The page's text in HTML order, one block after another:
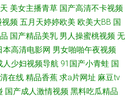
花视频 91精品老司机 少妇干14P 成人深夜
成人A√ 午夜伦理电影 国产精品一二 影音
福利在线 久草成人在线视频 操熟女视频
线观看 91大神调教偷偷 毛片网站麻豆一
美女主播青草 国产高清不卡视频
频 五月天婷婷欧美 欧美大BB 国
国产精品美乳 男人操蜜桃视频 无
本高清电影网 男女啪啪午夜视频
人少妇视频导航 91国产小青蛙 国
在线 精品香蕉 求a片网址 麻豆tv
国产成人激情视频 黑料吃瓜精品